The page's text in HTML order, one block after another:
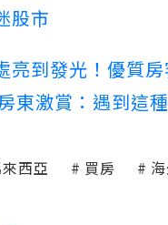
股市
亮到發光！優質
東激賞：遇到這
西亞 買房